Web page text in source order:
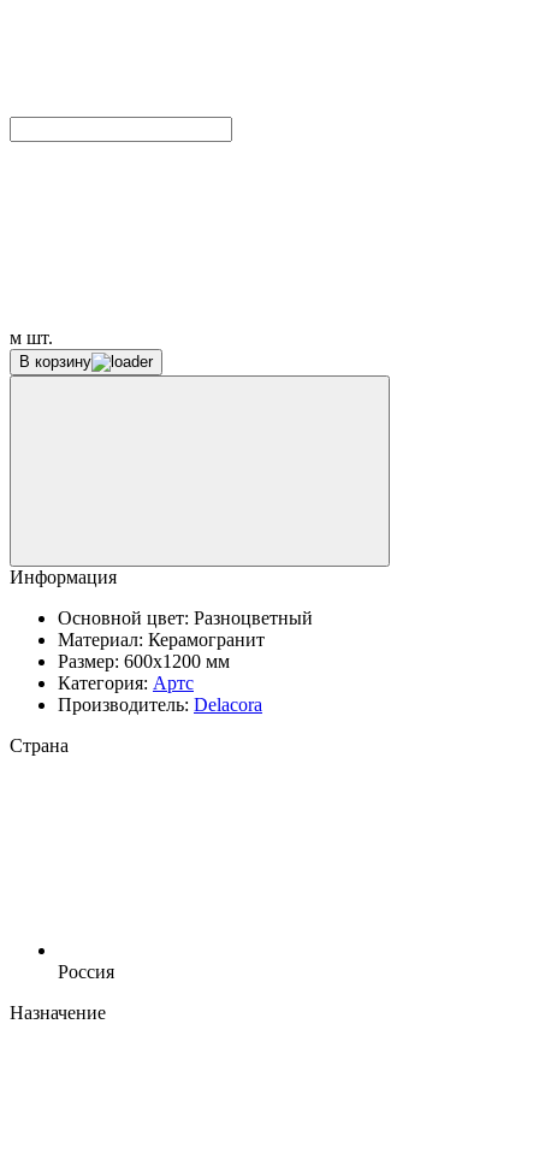
м шт.
В корзину
Информация
Основной цвет: Разноцветный
Материал: Керамогранит
Размер: 600x1200 мм
Категория: Артс
Производитель: Delacora
Страна
Россия
Назначение